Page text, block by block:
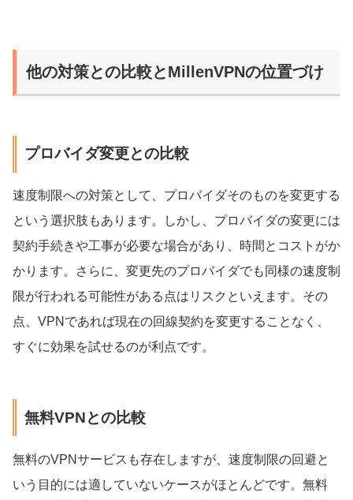
他の対策との比較とMillenVPNの位置づけ
プロバイダ変更との比較
速度制限への対策として、プロバイダそのものを変更する
という選択肢もあります。しかし、プロバイダの変更には
契約手続きや工事が必要な場合があり、時間とコストがか
かります。さらに、変更先のプロバイダでも同様の速度制
限が行われる可能性がある点はリスクといえます。その
点、VPNであれば現在の回線契約を変更することなく、
すぐに効果を試せるのが利点です。
無料VPNとの比較
無料のVPNサービスも存在しますが、速度制限の回避と
いう目的には適していないケースがほとんどです。無料